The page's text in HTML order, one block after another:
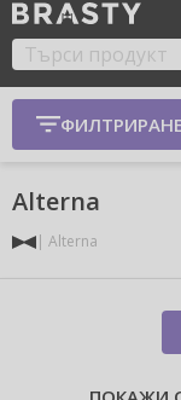
ФИЛТРИРАНЕ
Alterna
Alterna